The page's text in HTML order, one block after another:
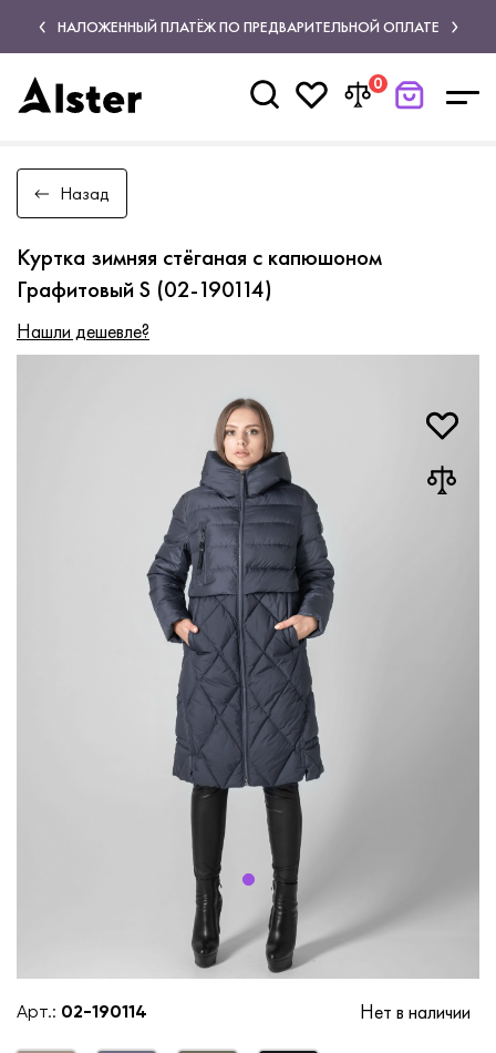
НАЛОЖЕННЫЙ ПЛАТЁЖ ПО ПРЕДВАРИТЕЛЬНОЙ ОПЛАТЕ
0
Назад
Куртка зимняя стёганая с капюшоном
Графитовый S (02-190114)
Нашли дешевле?
Арт.: 02-190114 Нет в наличии